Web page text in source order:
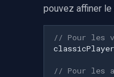
pouvez affiner le
// Pour les
classicPlayer
// Pour les